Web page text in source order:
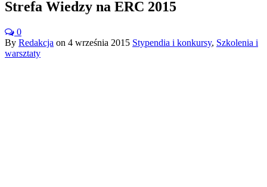
Strefa Wiedzy na ERC 2015
0
By Redakcja on 4 września 2015 Stypendia i konkursy, Szkolenia i
warsztaty